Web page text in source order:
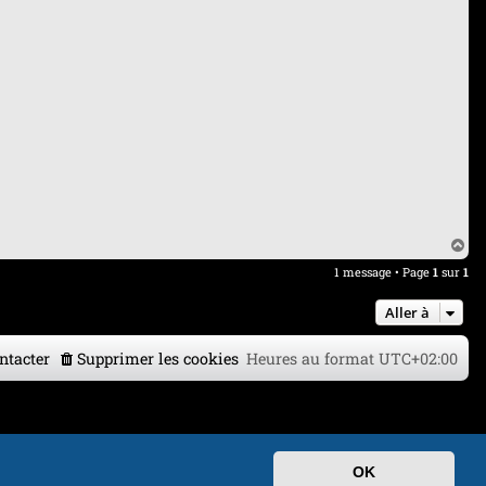
OK
a
u
1 message • Page 1 sur 1
Aller à
Heures au format UTC+02:00
Supprimer les cookies